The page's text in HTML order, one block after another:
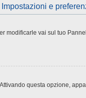
Impostazioni e
vai sul tuo
questa opzione,